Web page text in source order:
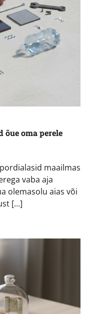
oma perele
maailmas
vaba aja
olemasolu aias või
[…]